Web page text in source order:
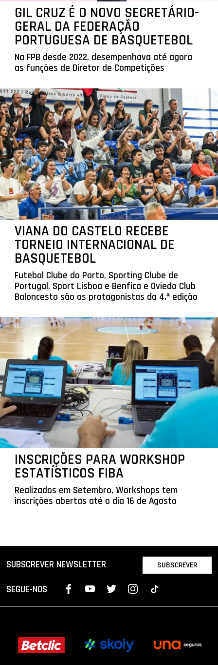
GIL CRUZ É O NOVO SECRETÁRIO-
GERAL DA FEDERAÇÃO
PORTUGUESA DE BASQUETEBOL
Na FPB desde 2022, desempenhava até agora
as funções de Diretor de Competições
VIANA DO CASTELO RECEBE
TORNEIO INTERNACIONAL DE
BASQUETEBOL
Futebol Clube do Porto, Sporting Clube de
Portugal, Sport Lisboa e Benfica e Oviedo Club
Baloncesto são os protagonistas da 4.ª edição
INSCRIÇÕES PARA WORKSHOP
ESTATÍSTICOS FIBA
Realizados em Setembro, Workshops tem
inscrições abertas até o dia 16 de Agosto
SUBSCREVER NEWSLETTER SUBSCREVER
SEGUE-NOS